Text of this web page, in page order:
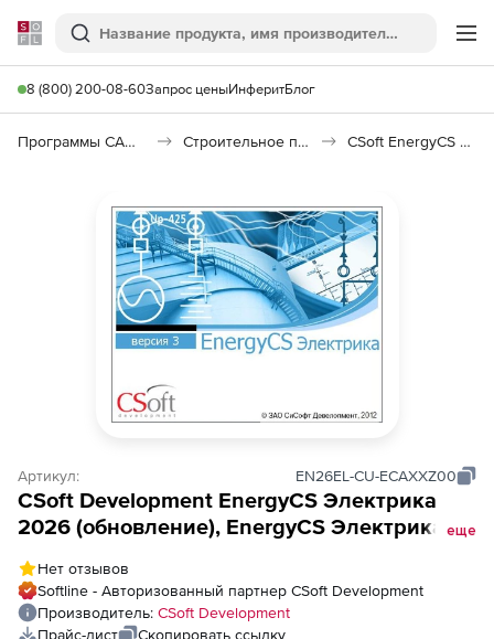
Softline
Поиск
8 (800) 200-08-60Запрос ценыИнферитБлог
Программы САПР и ГИС Строительное программное обеспечение CSoft EnergyCS Электрика
Артикул: EN26EL-CU-ECAXXZ00
CSoft Development EnergyCS Электрика
2026 (обновление), EnergyCS Электрика
Электрика xx
еще
Нет отзывов
Softline - Авторизованный партнер CSoft Development
Производитель: CSoft Development
Прайс-лист
Скопировать ссылку